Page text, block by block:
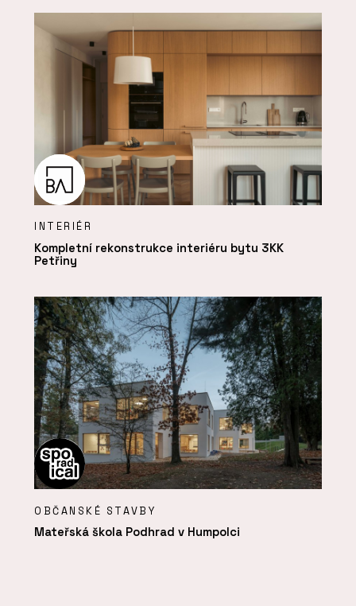
INTERIÉR
Kompletní rekonstrukce interiéru bytu 3KK
Petřiny
OBČANSKÉ STAVBY
Mateřská škola Podhrad v Humpolci